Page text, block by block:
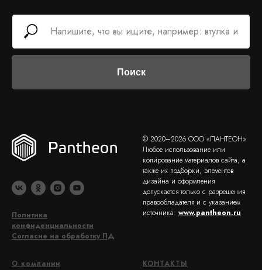
Поиск
Политика
конфиденциальности
Согласие на обработку ПД
© 2020–2026 ООО «ПАНТЕОН»
Любое использование или
копирование материалов сайта, а
также их подборки, элементов
дизайна и оформления
допускается только с разрешения
правообладателя и с указанием
источника: www.pantheon.ru
О компании
КОНТАКТЫ